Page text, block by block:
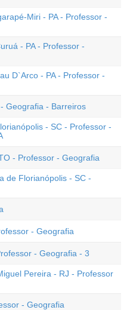
Miri - PA - Professor -
- PA - Professor -
D`Arco - PA - Professor -
Geografia - Barreiros
- SC - Professor -
- Professor - Geografia
de Florianópolis - SC -
- Geografia
- Geografia - 3
Pereira - RJ - Professor
- Geografia